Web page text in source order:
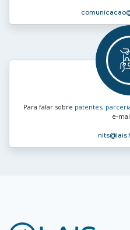
comunicacao
Para falar sobre patentes,
nits